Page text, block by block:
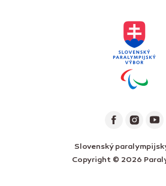
Slovenský
Copyright © 2026